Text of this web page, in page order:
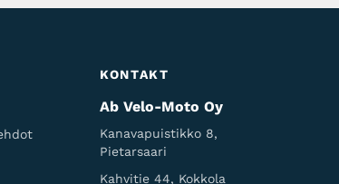
KONTAKT
Ab Velo-Moto Oy
Kanavapuistikko 8,
Pietarsaari
Kahvitie 44, Kokkola